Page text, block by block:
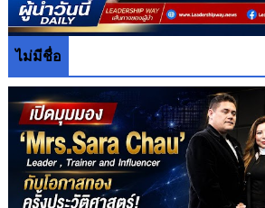
ไม่มีชื่อ